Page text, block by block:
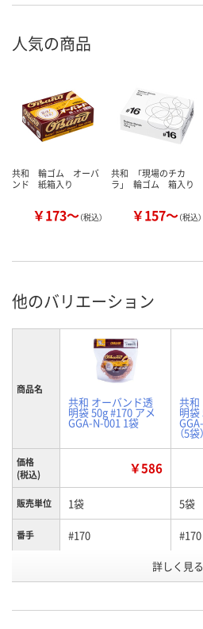
人気の商品
共和 輪ゴム オーバ
ンド 紙箱入り
￥173～（税込）
共和 「現場のチカ
ラ」 輪ゴム 箱入り
￥157～（税込）
他のバリエーション
商品名
共和 オーバンド透
明袋 50g #170 アメ
GGA-N-001 1袋
共和
明袋
（5袋）
価格
(税込)
￥586
販売単位 1袋 5袋
番手 #170 #170
詳しく見る